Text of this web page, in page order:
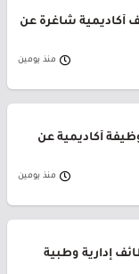
أكاديمية شاغرة عن
منذ يومين
القصيم تعلن طرح 147 وظيفة أكاديمية عن
منذ يومين
إدارية وطبية